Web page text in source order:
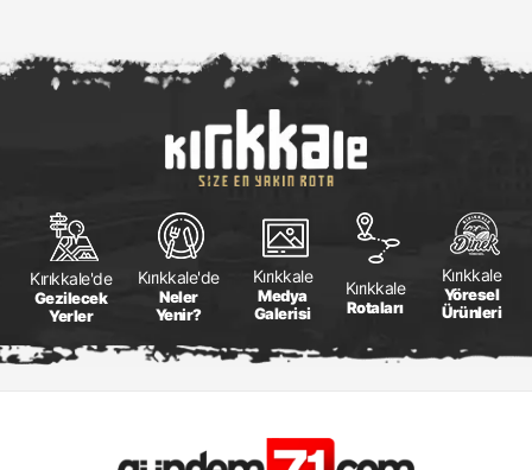
Kırıkkale'de
Gezilecek
Yerler
Kırıkkale'de
Neler
Yenir?
Kırıkkale
Medya
Galerisi
Kırıkkale
Rotaları
Kırıkkale
Yöresel
Ürünleri